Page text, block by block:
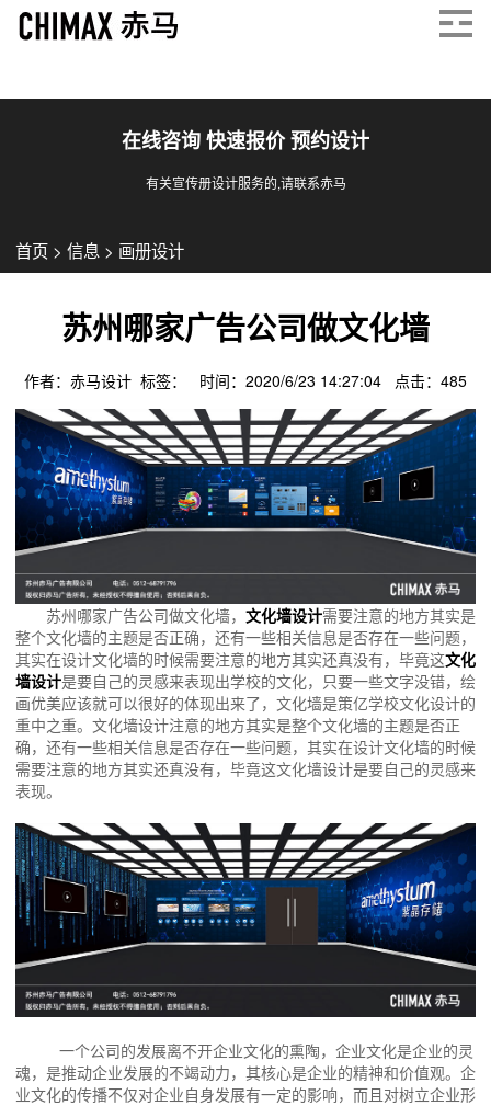
在线咨询 快速报价 预约设计
有关宣传册设计服务的,请联系赤马
首页 > 信息 > 画册设计
苏州哪家广告公司做文化墙
作者：赤马设计 标签： 时间：2020/6/23 14:27:04 点击： 485
苏州哪家广告公司做文化墙， 文化墙设计需要注意的地方其实是
整个文化墙的主题是否正确，还有一些相关信息是否存在一些问题，
其实在设计文化墙的时候需要注意的地方其实还真没有，毕竟这文化
墙设计是要自己的灵感来表现出学校的文化，只要一些文字没错，绘
画优美应该就可以很好的体现出来了，文化墙是策亿学校文化设计的
重中之重。文化墙设计注意的地方其实是整个文化墙的主题是否正
确，还有一些相关信息是否存在一些问题，其实在设计文化墙的时候
需要注意的地方其实还真没有，毕竟这文化墙设计是要自己的灵感来
表现。
一个公司的发展离不开企业文化的熏陶，企业文化是企业的灵
魂，是推动企业发展的不竭动力，其核心是企业的精神和价值观。企
业文化的传播不仅对企业自身发展有一定的影响，而且对树立企业形